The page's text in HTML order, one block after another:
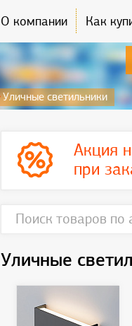
О компании Как
Уличные светильники
Акция
при
Уличные